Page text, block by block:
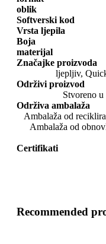
oblik
Softverski kod
Vrsta ljepila
Boja
materijal
Značajke proizvoda
ljepljiv,
Održivi proizvod
Stvoreno
Održiva ambalaža
Ambalaža od
Ambalaža od
Certifikati
Recommended